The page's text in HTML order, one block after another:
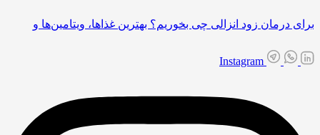
برای درمان زود انزالی چی بخوریم؟ بهترین غذاها، ویتامین‌ها و
Instagram